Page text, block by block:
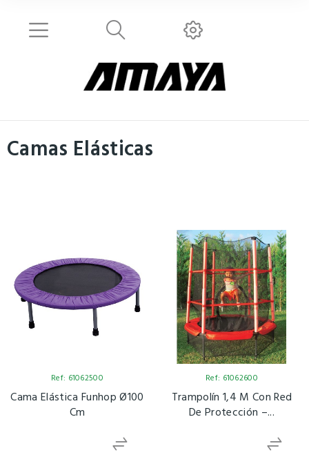
Camas Elásticas
Ref: 61062500
Cama Elástica Funhop Ø100
Cm
Ref: 61062600
Trampolín 1,4 M Con Red
De Protección –...